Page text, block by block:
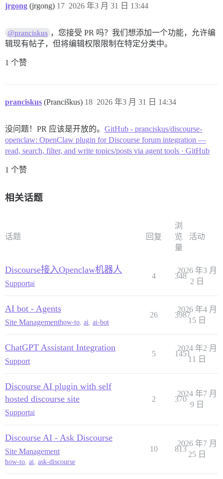
jrgong (jrgong) 2026 年3 月 31 日 13:44
17
@pranciskus ，您接受 PR 吗？我们想添加一个功能，允许编
辑现有帖子，但将编辑权限限制在特定分类中。
1 个赞
pranciskus (Pranciškus) 2026 年3 月 31 日 14:34
18
没问题！PR 应该是开放的。 GitHub - pranciskus/discourse-
openclaw: OpenClaw plugin for Discourse forum integration —
read, search, filter, and write topics/posts via agent tools · GitHub
1 个赞
相关话题
话题 回复
浏
览
量
活动
Discourse接入Openclaw机器人
Supportai
4 348
2026 年3 月
2 日
AI bot - Agents
Site Managementhow-to, ai, ai-bot
26 3987
2026 年4 月
15 日
ChatGPT Assistant Integration
Support
5 1451
2024 年2 月
11 日
Discourse AI plugin with self
hosted discourse site
Supportai
2 370
2024 年7 月
9 日
Discourse AI - Ask Discourse
Site Management
how-to ai ask-discourse
10 813
2026 年7 月
25 日